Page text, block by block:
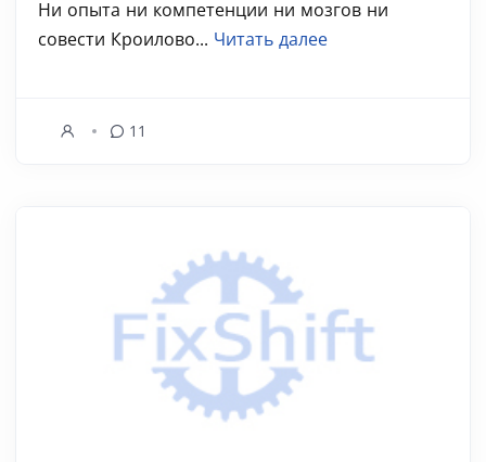
Ни опыта ни компетенции ни мозгов ни
совести Кроилово... Читать далее
11